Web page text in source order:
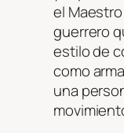
el
guerrero
estilo de
como
una